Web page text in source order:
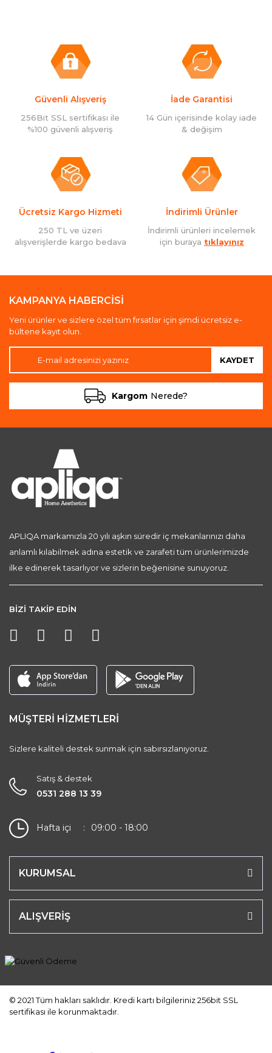
Güvenli Alışveriş
256Bit SSL sertifikası ile
%100 güvenli alışveriş
İade Garantisi
14 Gün içerisinde kolay iade
& değişim
Ücretsiz Kargo Hizmeti
250 TL ve üzeri
alışverişlerde kargo bedava
İndirimli Ürünler
İndirimli ürünleri incelemek
için buraya tıklayınız
KAMPANYA HABERCİSİ
Yeni ürünler ve sizlere özel tüm fırsatlar için şimdi ücretsiz e-
bültene kayıt olun.
KAYDET
Kargom Nerede?
APLIQA markamızla 20 yılı aşkın süredir iç mekanlarınızı daha
anlamlı kılabilmek adına estetik ve zarafeti tüm ürünlerimizde
ilke edinerek tasarlıyor ve sizlerin beğenisine sunuyoruz.
BİZİ TAKİP EDİN
MÜŞTERİ HİZMETLERİ
Sizlere kaliteli destek sunmak için sabırsızlanıyoruz.
Satış & destek
0531 288 13 39
Hafta içi 09:00 - 18:00
KURUMSAL
ALIŞVERİŞ
© 2021 Tüm hakları saklıdır. Kredi kartı bilgileriniz 256bit SSL
sertifikası ile korunmaktadır.